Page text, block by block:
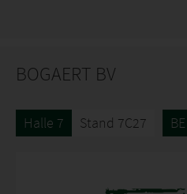
BOGAERT BV
Halle 7 Stand 7C27 BE